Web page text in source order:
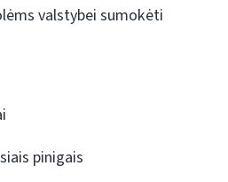
valstybei sumokėti
pinigais